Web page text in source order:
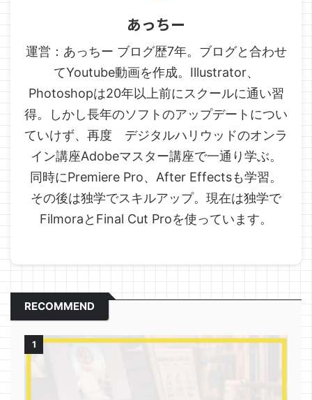
あっちー
運営：あっちー ブログ歴7年。ブログと合わせ
てYoutube動画を作成。Illustrator、
Photoshopは20年以上前にスクールに通い習
得。しかし長年のソフトのアップデートについ
ていけず、再度 デジタルハリウッドのオンラ
イン講座Adobeマスター講座で一通り学ぶ。
同時にPremiere Pro、After Effectsも学習。
その後は独学でスキルアップ。現在は独学で
FilmoraとFinal Cut Proを使っています。
RECOMMEND
1